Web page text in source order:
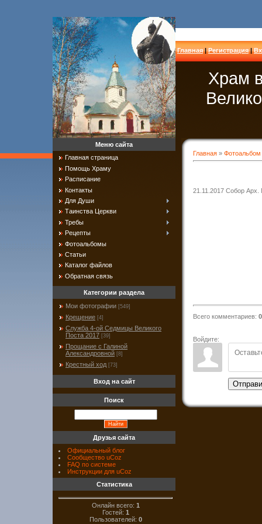
Главная|Регистрация|
Храм
Главная » Фотоальбом
21.11.2017 Собор
Всего комментариев: 0
Войдите:
Меню сайта
Главная страница
Помощь Храму
Расписание
Контакты
Для Души
Таинства Церкви
Требы
Рецепты
Фотоальбомы
Статьи
Каталог файлов
Обратная связь
Категории раздела
Мои фотографии [549]
Крещение [4]
Служба 4-ой Седмицы Великого
Поста 2017 [39]
Прощание с Галиной
Александровной [8]
Крестный ход [73]
Вход на сайт
Поиск
Друзья сайта
Официальный блог
Сообщество uCoz
FAQ по системе
Инструкции для uCoz
Статистика
Онлайн всего: 1
Гостей: 1
Пользователей: 0